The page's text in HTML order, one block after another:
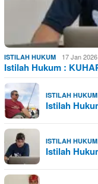
ISTILAH HUKUM 17 Jan
Istilah Hukum :
ISTILAH HUKUM
Istilah
ISTILAH HUKUM
Istilah